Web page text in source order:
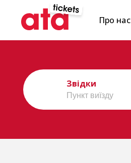
Про нас
Звідки